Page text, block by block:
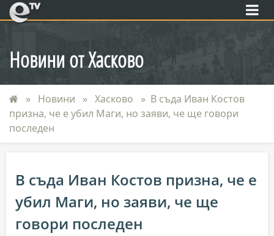
eTV
Новини от Хасково
Новини Хасково
В съда Иван Костов
призна, че е убил Маги, но заяви, че ще говори
последен
В съда Иван Костов призна, че е
убил Маги, но заяви, че ще
говори последен